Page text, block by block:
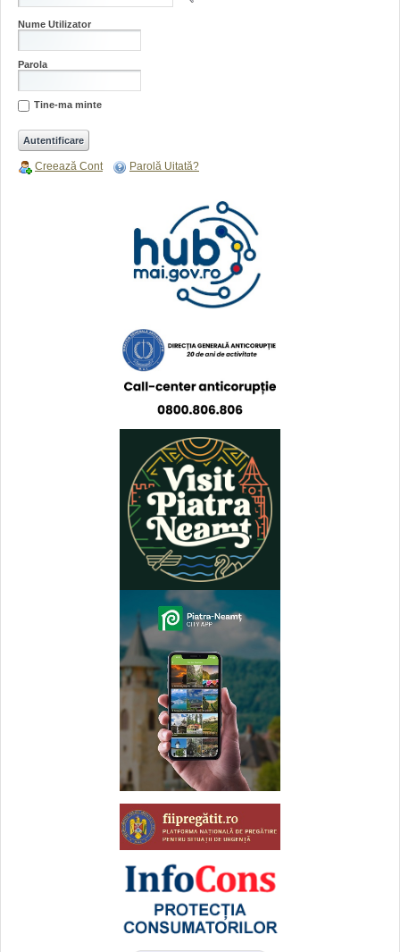
Nume Utilizator
Parola
Tine-ma minte
Creează Cont Parolă Uitată?